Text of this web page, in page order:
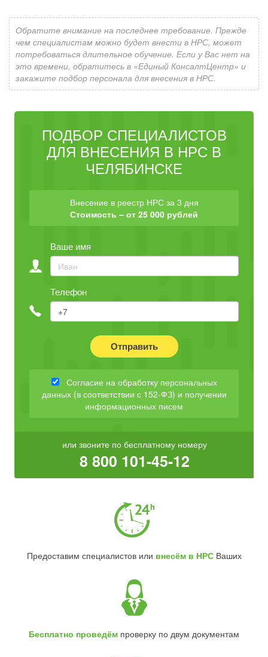
Обратите внимание на последнее требование. Прежде
чем специалистам можно будет внести в НРС, может
потребоваться длительное обучение. Если у Вас нет на
это времени, обратитесь в «Единый КонсалтЦентр» и
закажите подбор персонала для внесения в НРС.
ПОДБОР СПЕЦИАЛИСТОВ
ДЛЯ ВНЕСЕНИЯ В НРС В
ЧЕЛЯБИНСКЕ
Внесение в реестр НРС за 3 дня
Стоимость – от 25 000 рублей
Ваше имя
Телефон
Отправить
Согласие на обработку персональных
данных (в соответствии с 152-ФЗ) и получении
информационных писем
или звоните по бесплатному номеру
8 800 101-45-12
Предоставим специалистов или внесём в НРСВаших
Бесплатно проведём проверку по двум документам